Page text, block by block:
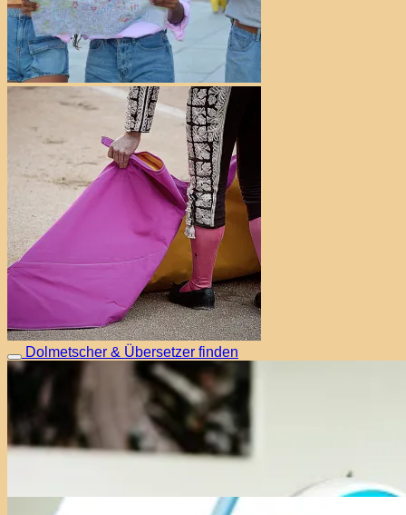
Dolmetscher & Übersetzer finden